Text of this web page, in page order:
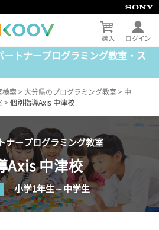
ートナープログラミング教室・ス
検索 > 大分県のプログラミング教室 > 中
> 個別指導Axis 中津校
ナープログラミング教室
Axis 中津校
小学1年生～中学生